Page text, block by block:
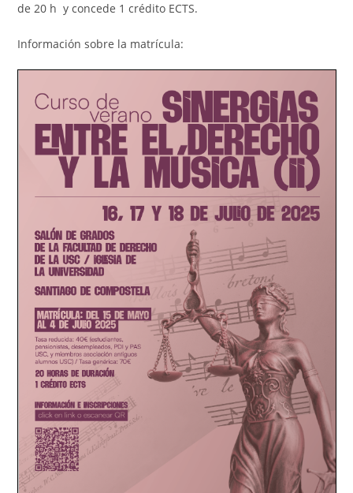
de 20 h y concede 1 crédito ECTS.
Información sobre la matrícula: